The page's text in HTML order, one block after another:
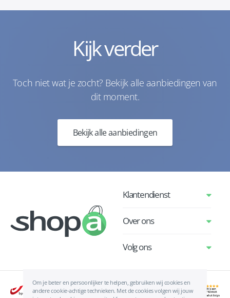
Kijk verder
Toch niet wat je zocht? Bekijk alle aanbiedingen van
dit moment.
Bekijk alle aanbiedingen
Om je beter en persoonlijker te helpen, gebruiken wij cookies en
andere cookie-achtige technieken. Met de cookies volgen wij jouw
Klantendienst
Over ons
Volg ons